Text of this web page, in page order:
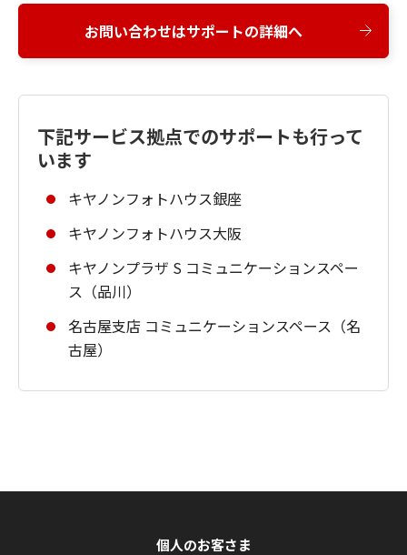
お問い合わせはサポートの詳細へ
下記サービス拠点でのサポートも行って
います
キヤノンフォトハウス銀座
キヤノンフォトハウス大阪
キヤノンプラザ S コミュニケーションスペー
ス（品川）
名古屋支店 コミュニケーションスペース（名
古屋）
個人のお客さま